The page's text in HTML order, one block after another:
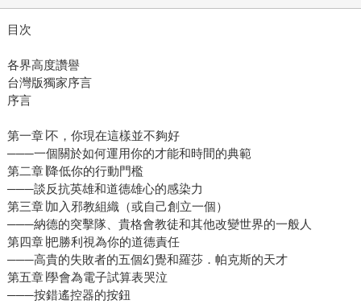
目次
各界高度讚譽
台灣版獨家序言
序言
第一章∣不，你現在這樣並不夠好
───一個關於如何運用你的才能和時間的典範
第二章∣降低你的行動門檻
───談反抗英雄和道德雄心的感染力
第三章∣加入邪教組織（或自己創立一個）
───納德的突擊隊、貴格會教徒和其他改變世界的一般人
第四章∣把勝利視為你的道德責任
───高貴的失敗者的五個幻覺和羅莎．帕克斯的天才
第五章∣學會為電子試算表哭泣
───按錯遙控器的按鈕